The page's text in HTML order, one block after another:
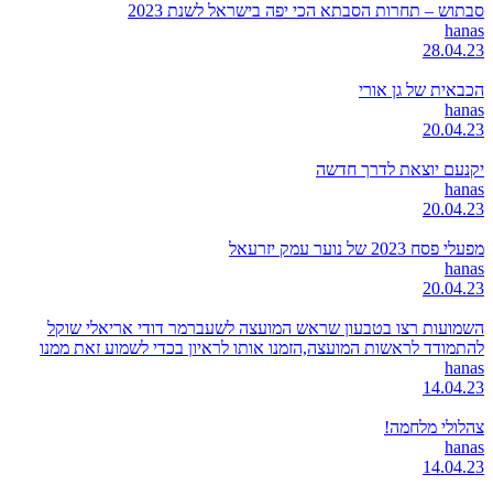
סבתוש – תחרות הסבתא הכי יפה בישראל לשנת 2023
hanas
28.04.23
הכבאית של גן אורי
hanas
20.04.23
יקנעם יוצאת לדרך חדשה
hanas
20.04.23
מפעלי פסח 2023 של נוער עמק יזרעאל
hanas
20.04.23
השמועות רצו בטבעון שראש המועצה לשעברמר דודי אריאלי שוקל
להתמודד לראשות המועצה,הזמנו אותו לראיון בכדי לשמוע זאת ממנו
hanas
14.04.23
צהלולי מלחמה!
hanas
14.04.23